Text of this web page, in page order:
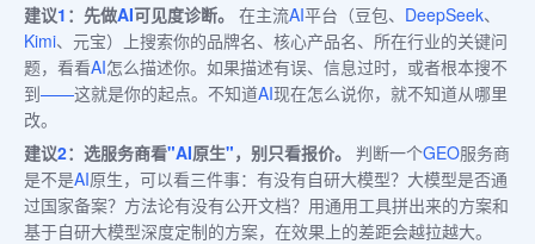
建议1 ：先做AI可见度诊断。 在主流AI平台（豆包、 DeepSeek、
Kimi、元宝）上搜索你的品牌名、核心产品名、所在行业的关键问
题，看看AI怎么描述你。如果描述有误、信息过时，或者根本搜不
到——这就是你的起点。不知道AI现在怎么说你，就不知道从哪里
改。
建议2：选服务商看"AI原生"，别只看报价。 判断一个GEO服务商
是不是AI原生，可以看三件事：有没有自研大模型？大模型是否通
过国家备案？方法论有没有公开文档？用通用工具拼出来的方案和
基于自研大模型深度定制的方案，在效果上的差距会越拉越大。